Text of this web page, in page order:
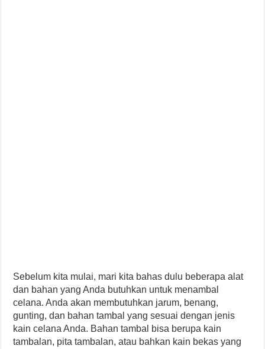
Sebelum kita mulai, mari kita bahas dulu beberapa alat
dan bahan yang Anda butuhkan untuk menambal
celana. Anda akan membutuhkan jarum, benang,
gunting, dan bahan tambal yang sesuai dengan jenis
kain celana Anda. Bahan tambal bisa berupa kain
tambalan, pita tambalan, atau bahkan kain bekas yang